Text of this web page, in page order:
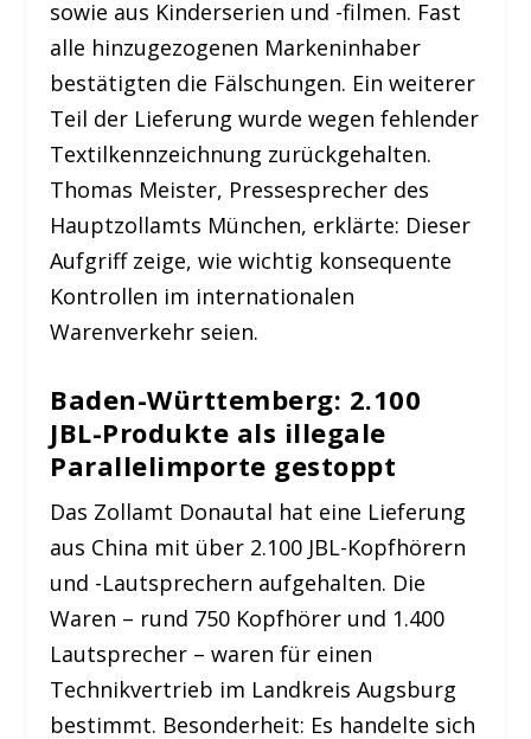
sowie aus Kinderserien und -filmen. Fast
alle hinzugezogenen Markeninhaber
bestätigten die Fälschungen. Ein weiterer
Teil der Lieferung wurde wegen fehlender
Textilkennzeichnung zurückgehalten.
Thomas Meister, Pressesprecher des
Hauptzollamts München, erklärte: Dieser
Aufgriff zeige, wie wichtig konsequente
Kontrollen im internationalen
Warenverkehr seien.
Baden-Württemberg: 2.100
JBL-Produkte als illegale
Parallelimporte gestoppt
Das Zollamt Donautal hat eine Lieferung
aus China mit über 2.100 JBL-Kopfhörern
und -Lautsprechern aufgehalten. Die
Waren – rund 750 Kopfhörer und 1.400
Lautsprecher – waren für einen
Technikvertrieb im Landkreis Augsburg
bestimmt. Besonderheit: Es handelte sich